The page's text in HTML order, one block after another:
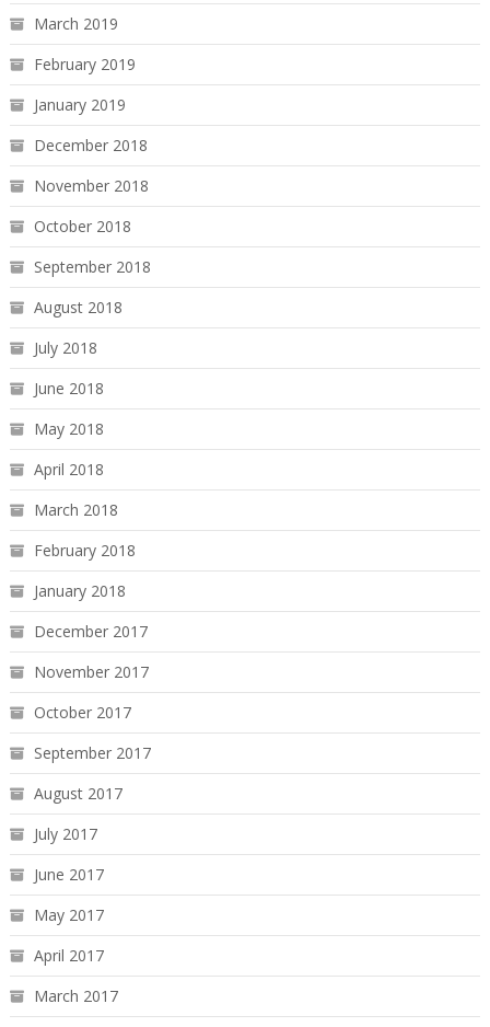
March 2019
February 2019
January 2019
December 2018
November 2018
October 2018
September 2018
August 2018
July 2018
June 2018
May 2018
April 2018
March 2018
February 2018
January 2018
December 2017
November 2017
October 2017
September 2017
August 2017
July 2017
June 2017
May 2017
April 2017
March 2017